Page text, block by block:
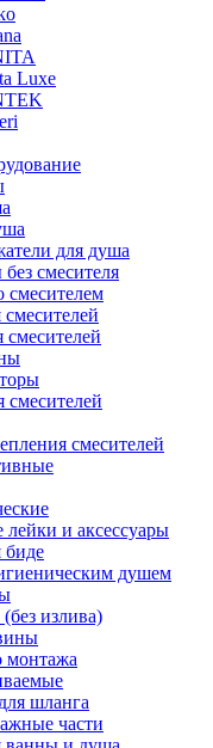
Luxe
для душа
смесителя
смесителей
лейки и аксессуары
биде
душем
излива)
монтажа
шланга
части